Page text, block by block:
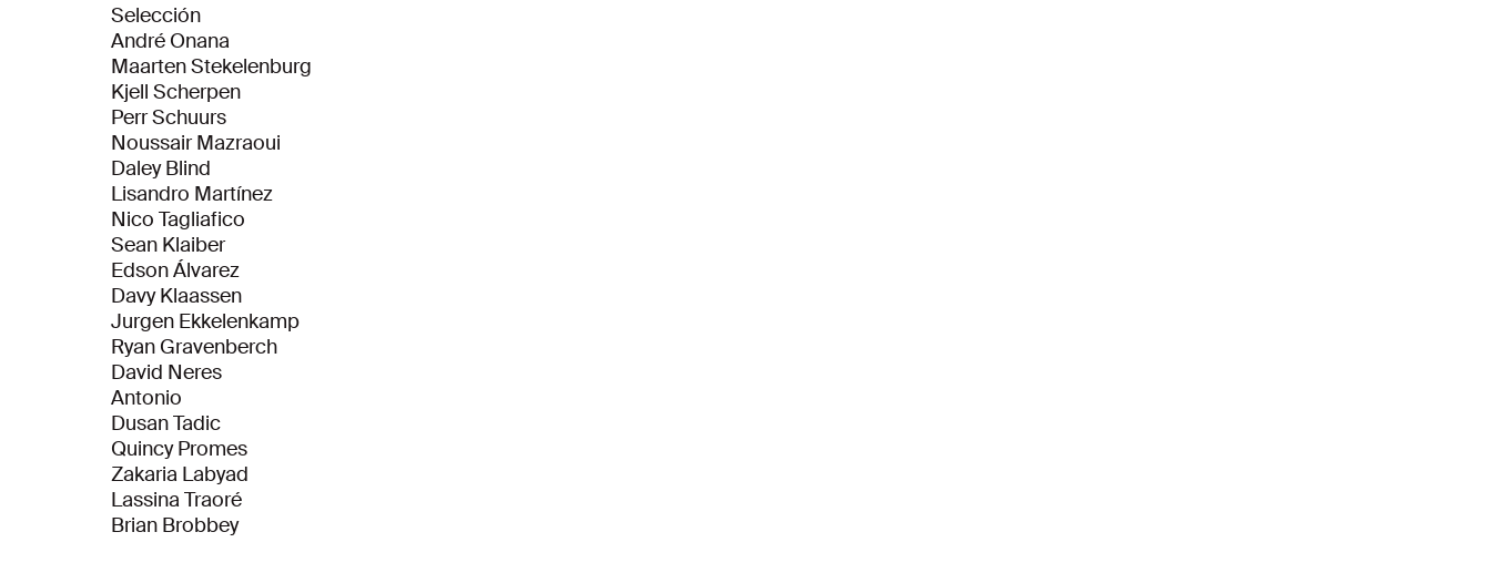
Selección
André Onana
Maarten Stekelenburg
Kjell Scherpen
Perr Schuurs
Noussair Mazraoui
Daley Blind
Lisandro Martínez
Nico Tagliafico
Sean Klaiber
Edson Álvarez
Davy Klaassen
Jurgen Ekkelenkamp
Ryan Gravenberch
David Neres
Antonio
Dusan Tadic
Quincy Promes
Zakaria Labyad
Lassina Traoré
Brian Brobbey